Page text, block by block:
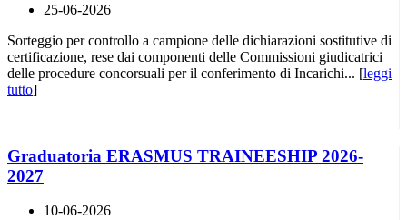
25-06-2026
Sorteggio per controllo a campione delle dichiarazioni sostitutive di
certificazione, rese dai componenti delle Commissioni giudicatrici
delle procedure concorsuali per il conferimento di Incarichi... [leggi
tutto]
Graduatoria ERASMUS TRAINEESHIP 2026-
2027
10-06-2026